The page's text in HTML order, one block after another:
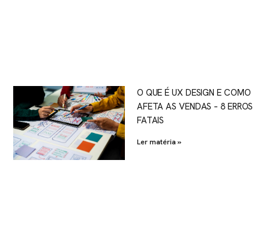
O QUE É UX DESIGN E COMO
AFETA AS VENDAS – 8 ERROS
FATAIS
Ler matéria »